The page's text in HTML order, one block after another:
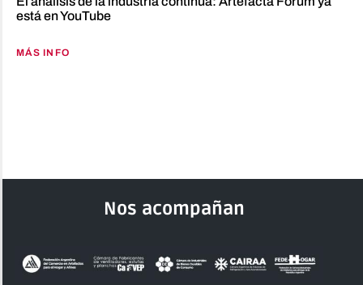
está en YouTube
MÁS INFO
Nos acompañan